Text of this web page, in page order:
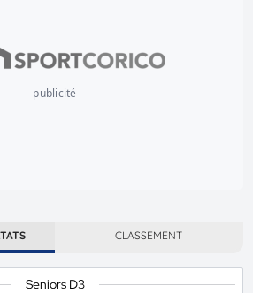
publicité
CLASSEMENT
Seniors D3